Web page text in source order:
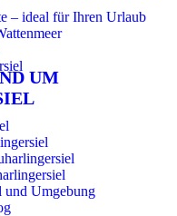
– ideal für Ihren Urlaub
UM
und Umgebung